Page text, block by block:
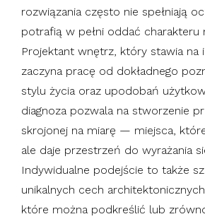
rozwiązania często nie spełniają
potrafią w pełni oddać charakteru
Projektant wnętrz, który stawia na
zaczyna pracę od dokładnego
stylu życia oraz upodobań
diagnoza pozwala na stworzenie
skrojonej na miarę — miejsca,
ale daje przestrzeń do wyrażania
Indywidualne podejście to także
unikalnych cech
które można podkreślić lub